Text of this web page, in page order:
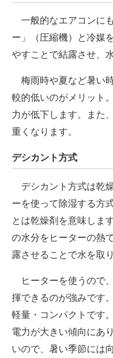
一般的なエアコンに
ー」（圧縮機）と冷媒
やすことで結露させ、
梅雨時や夏など暑い
較的低いのがメリット
力が低下します。また
重くなります。
デシカント方式
デシカント方式は乾
ーを使って除湿する方
とは乾燥剤を意味しま
の水分をヒーターの熱
露させることで水を取
ヒーターを使うので
揮できるのが強みです
軽量・コンパクトです
電力が大きい傾向にあ
いので、暑い季節には